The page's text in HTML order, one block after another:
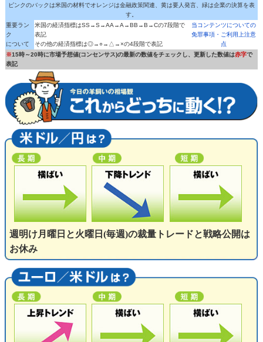
ピンクのバックは米国の材料でオレンジは金融政策関連、黄は要人発言、緑は企業の決算を表
す。
重要ラン
ク
について
米国の経済指標はSS→S→AA→A→BB→B→Cの7段階で
表記
その他の経済指標は◎→○→△→×の4段階で表記
当コンテンツについての
免罪事項・ご利用上注意
点
※15時～20時に市場予想値(コンセンサス)の最新の数値をチェックし、更新した数値は赤字で
表記
週明け月曜日と火曜日(毎週)の裁量トレードと戦略公開は
お休み